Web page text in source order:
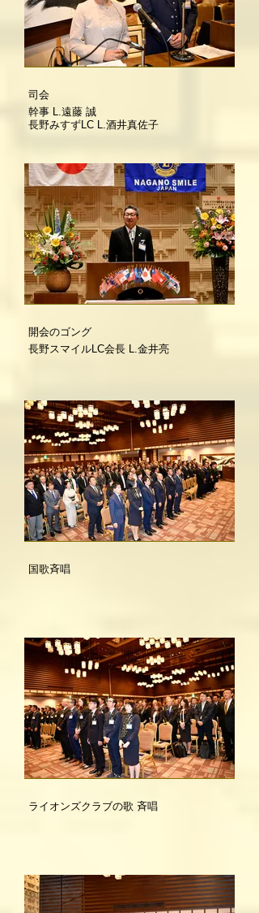
司会
幹事 L.遠藤 誠
長野みすずLC L.酒井真佐子
開会のゴング
長野スマイルLC会長 L.金井亮
国歌斉唱
ライオンズクラブの歌 斉唱